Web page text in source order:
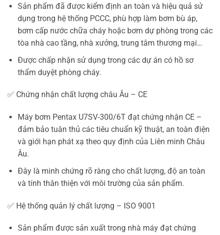
Sản phẩm đã được kiểm định an toàn và hiệu quả sử
dụng trong hệ thống PCCC, phù hợp làm bơm bù áp,
bơm cấp nước chữa cháy hoặc bơm dự phòng trong các
tòa nhà cao tầng, nhà xưởng, trung tâm thương mại…
Được chấp nhận sử dụng trong các dự án có hồ sơ
thẩm duyệt phòng cháy.
✅ Chứng nhận chất lượng châu Âu – CE
Máy bơm Pentax U7SV-300/6T đạt chứng nhận CE –
đảm bảo tuân thủ các tiêu chuẩn kỹ thuật, an toàn điện
và giới hạn phát xạ theo quy định của Liên minh Châu
Âu.
Đây là minh chứng rõ ràng cho chất lượng, độ an toàn
và tính thân thiện với môi trường của sản phẩm.
✅ Hệ thống quản lý chất lượng – ISO 9001
Sản phẩm được sản xuất trong nhà máy đạt chứng